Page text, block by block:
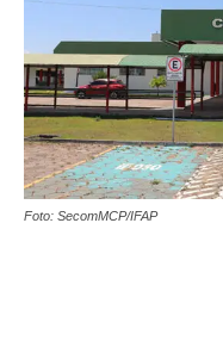
Foto: SecomMCP/IFAP